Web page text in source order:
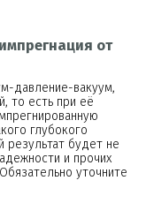
от
давление-вакуум,
то есть при её
глубокого
результат будет не
и прочих
уточните